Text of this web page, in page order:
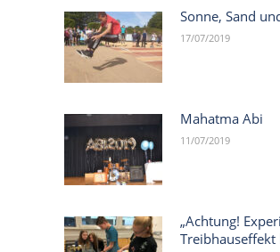
Sonne, Sand
17/07/2019
Mahatma Abi
11/07/2019
„Achtung!